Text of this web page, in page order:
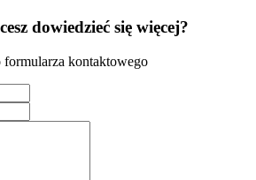
dowiedzieć się więcej?
formularza kontaktowego